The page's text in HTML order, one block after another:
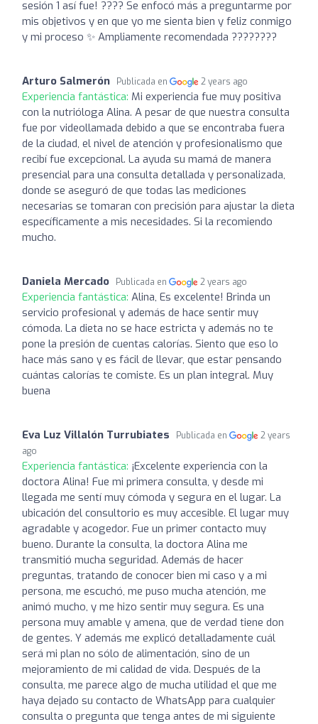
sesión 1 así fue! ???? Se enfocó más a preguntarme por
mis objetivos y en que yo me sienta bien y feliz conmigo
y mi proceso ✨ Ampliamente recomendada ????????
Arturo Salmerón Publicada en 2 years ago
Experiencia fantástica: Mi experiencia fue muy positiva
con la nutrióloga Alina. A pesar de que nuestra consulta
fue por videollamada debido a que se encontraba fuera
de la ciudad, el nivel de atención y profesionalismo que
recibí fue excepcional. La ayuda su mamá de manera
presencial para una consulta detallada y personalizada,
donde se aseguró de que todas las mediciones
necesarias se tomaran con precisión para ajustar la dieta
específicamente a mis necesidades. Si la recomiendo
mucho.
Daniela Mercado Publicada en 2 years ago
Experiencia fantástica: Alina, Es excelente! Brinda un
servicio profesional y además de hace sentir muy
cómoda. La dieta no se hace estricta y además no te
pone la presión de cuentas calorías. Siento que eso lo
hace más sano y es fácil de llevar, que estar pensando
cuántas calorías te comiste. Es un plan integral. Muy
buena
Eva Luz Villalón Turrubiates Publicada en
2 years
ago
Experiencia fantástica: ¡Excelente experiencia con la
doctora Alina! Fue mi primera consulta, y desde mi
llegada me sentí muy cómoda y segura en el lugar. La
ubicación del consultorio es muy accesible. El lugar muy
agradable y acogedor. Fue un primer contacto muy
bueno. Durante la consulta, la doctora Alina me
transmitió mucha seguridad. Además de hacer
preguntas, tratando de conocer bien mi caso y a mi
persona, me escuchó, me puso mucha atención, me
animó mucho, y me hizo sentir muy segura. Es una
persona muy amable y amena, que de verdad tiene don
de gentes. Y además me explicó detalladamente cuál
será mi plan no sólo de alimentación, sino de un
mejoramiento de mi calidad de vida. Después de la
consulta, me parece algo de mucha utilidad el que me
haya dejado su contacto de WhatsApp para cualquier
consulta o pregunta que tenga antes de mi siguiente